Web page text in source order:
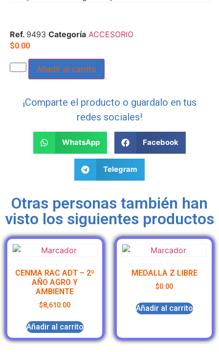
Ref. 9493 Categoría ACCESORIO
$0.00
Añadir al carrito
¡Comparte el producto o guardalo en tus
redes sociales!
WhatsApp Facebook
Telegram
Otras personas también han
visto los siguientes productos
CENMA RAC ADT – 2º
AÑO AGRO Y
AMBIENTE
$8,610.00
Añadir al carrito
MEDALLA Z LIBRE
$0.00
Añadir al carrito